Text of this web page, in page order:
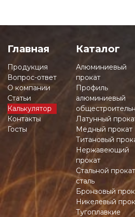
Главная
Продукция
Вопрос-ответ
О компании
Статьи
Калькулятор
Контакты
Госты
Каталог
Алюминиевый
прокат
Профиль
алюминиевый
Латунный
Медный прокат
Титановый
Нержавеющий
прокат
Стальной
сталь
Бронзовый
Никелевый
Тугоплавкие